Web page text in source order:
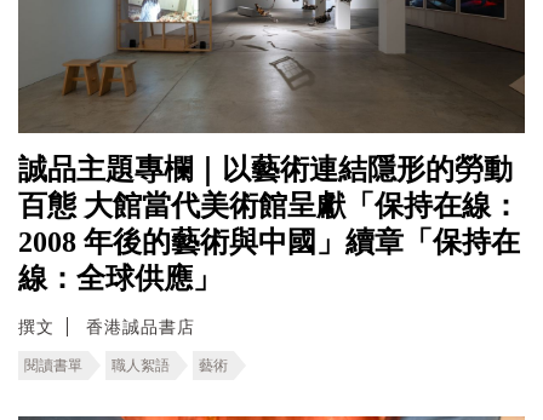
誠品主題專欄｜以藝術連結隱形的勞動
百態 ⼤館當代美術館呈獻「保持在線：
2008 年後的藝術與中國」續章「保持在
線：全球供應」
撰文 香港誠品書店
閱讀書單 職人絮語 藝術